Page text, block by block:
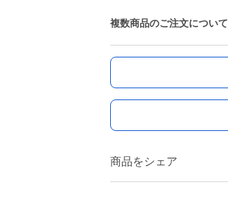
複数商品のご注文について
商品をシェア